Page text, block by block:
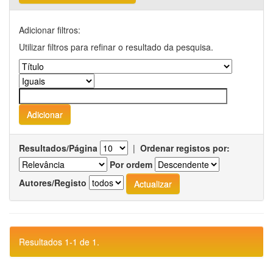
Adicionar filtros:
Utilizar filtros para refinar o resultado da pesquisa.
Resultados/Página | Ordenar registos por:
Por ordem
Autores/Registo
Resultados 1-1 de 1.